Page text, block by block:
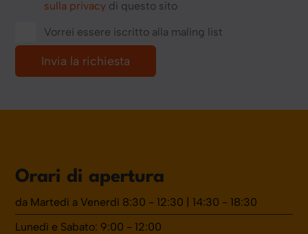
sulla privacy di questo sito
Vorrei essere iscritto alla maling list
Orari di apertura
da Martedì a Venerdì 8:30 - 12:30 | 14:30 - 18:30
Lunedì e Sabato: 9:00 - 12:00